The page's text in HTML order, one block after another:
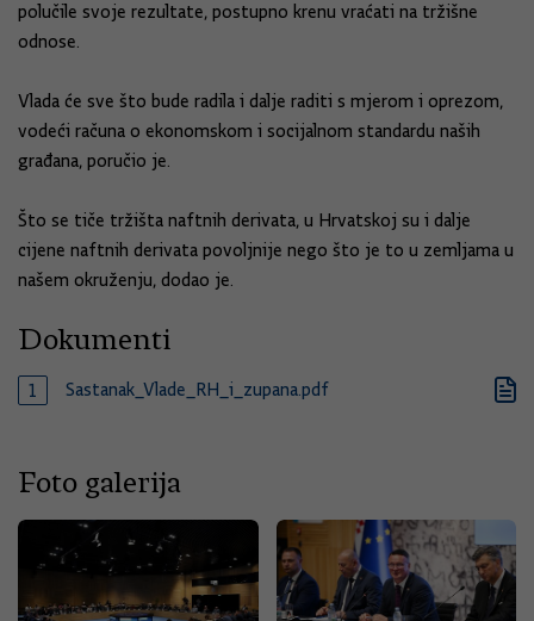
polučile svoje rezultate, postupno krenu vraćati na tržišne
odnose.
Vlada će sve što bude radila i dalje raditi s mjerom i oprezom,
vodeći računa o ekonomskom i socijalnom standardu naših
građana, poručio je.
Što se tiče tržišta naftnih derivata, u Hrvatskoj su i dalje
cijene naftnih derivata povoljnije nego što je to u zemljama u
našem okruženju, dodao je.
Dokumenti
Sastanak_Vlade_RH_i_zupana.pdf
Foto galerija